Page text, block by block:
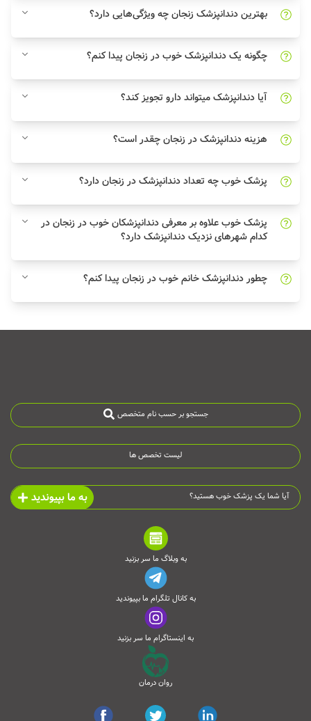
بهترین دندانپزشک زنجان چه ویژگی‌هایی دارد؟
چگونه یک دندانپزشک خوب در زنجان پیدا کنم؟
آیا دندانپزشک میتواند دارو تجویز کند؟
هزینه دندانپزشک در زنجان چقدر است؟
پزشک خوب چه تعداد دندانپزشک در زنجان دارد؟
پزشک خوب علاوه بر معرفی دندانپزشکان خوب در زنجان در
کدام شهرهای نزدیک دندانپزشک دارد؟
چطور دندانپزشک خانم خوب در زنجان پیدا کنم؟
جستجو بر حسب نام متخصص
لیست تخصص ها
آیا شما یک پزشک خوب هستید؟ به ما بپیوندید
به وبلاگ ما سر بزنید
به کانال تلگرام ما بپیوندید
به اینستاگرام ما سر بزنید
روان درمان